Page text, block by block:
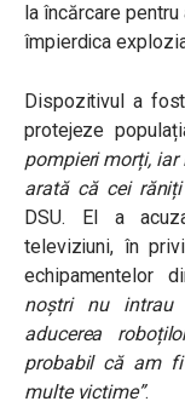
la încărcare
împierdica
Dispozitivul a
protejeze
pompieri morți,
arată că cei
DSU. El a
televiziuni, în
echipamentelor
noștri nu intrau
aducerea
probabil că am
multe victime”.